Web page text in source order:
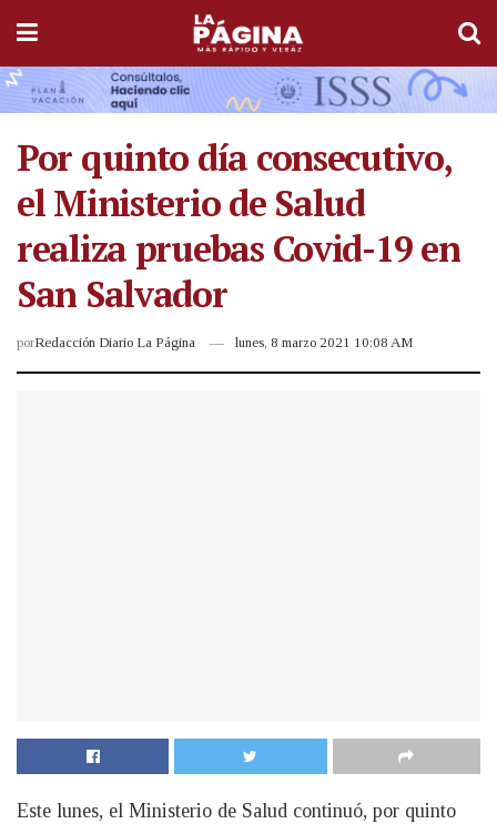
Por quinto día consecutivo,
el Ministerio de Salud
realiza pruebas Covid-19 en
San Salvador
porRedacción Diario La Página lunes, 8 marzo 2021 10:08 AM
Este lunes, el Ministerio de Salud continuó, por quinto